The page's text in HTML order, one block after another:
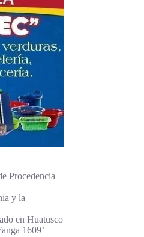
Procedencia
y la
en Huatusco
1609’